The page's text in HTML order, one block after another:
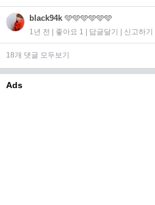
black94k 🩵🩵🩵🩵🩵🩵
1년 전 | 좋아요 1 | 답글달기 신고하기
18개 댓글 모두보기
Ads